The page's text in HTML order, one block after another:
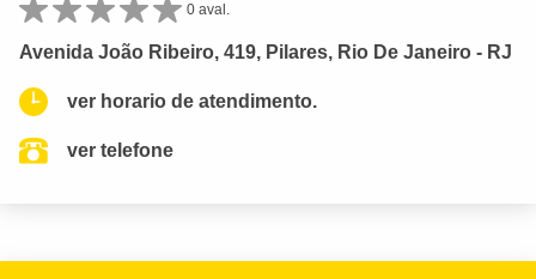
0 aval.
Avenida João Ribeiro, 419, Pilares, Rio De Janeiro - RJ
ver horario de atendimento.
ver telefone